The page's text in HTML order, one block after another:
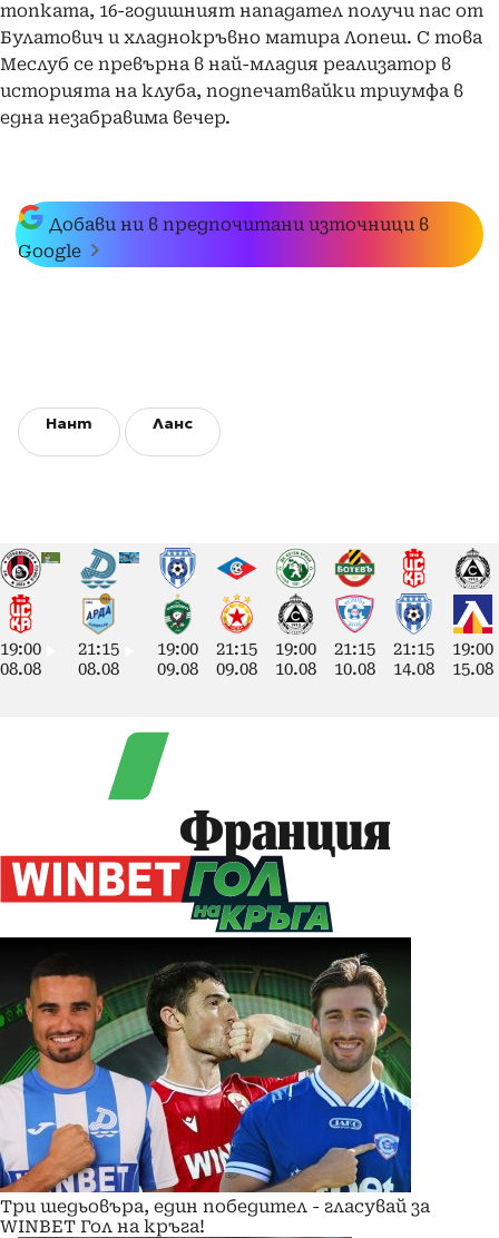
топката, 16-годишният нападател получи пас от
Булатович и хладнокръвно матира Лопеш. С това
Меслуб се превърна в най-младия реализатор в
историята на клуба, подпечатвайки триумфа в
една незабравима вечер.
Добави ни в предпочитани източници в
Google
Нант Ланс
19:00
08.08
21:15
08.08
19:00
09.08
21:15
09.08
19:00
10.08
21:15
10.08
21:15
14.08
19:00
15.08
Франция
Три шедьовъра, един победител - гласувай за
WINBET Гол на кръга!